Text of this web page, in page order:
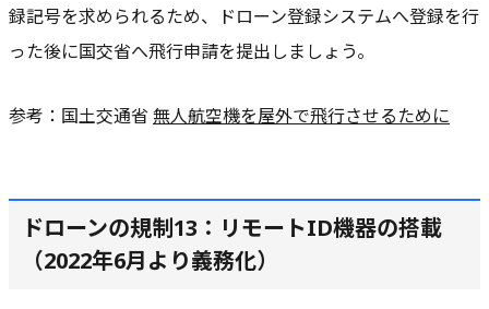
録記号を求められるため、ドローン登録システムへ登録を行
った後に国交省へ飛行申請を提出しましょう。
参考：国土交通省無人航空機を屋外で飛行させるために
ドローンの規制13：リモートID機器の搭載
（2022年6月より義務化）